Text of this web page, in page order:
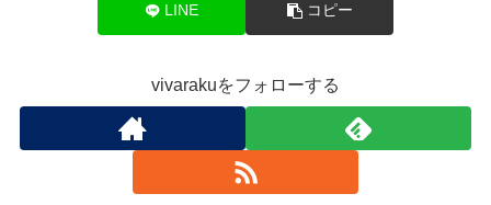
LINE コピー
vivarakuをフォローする